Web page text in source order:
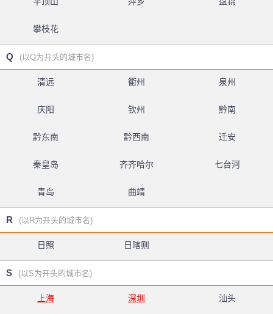
攀枝花
Q (以Q为开头的城市名)
清远 衢州 泉州
庆阳 钦州 黔南
黔东南 黔西南 迁安
秦皇岛 齐齐哈尔 七台河
青岛 曲靖
R (以R为开头的城市名)
日照 日喀则
S (以S为开头的城市名)
上海 深圳 汕头